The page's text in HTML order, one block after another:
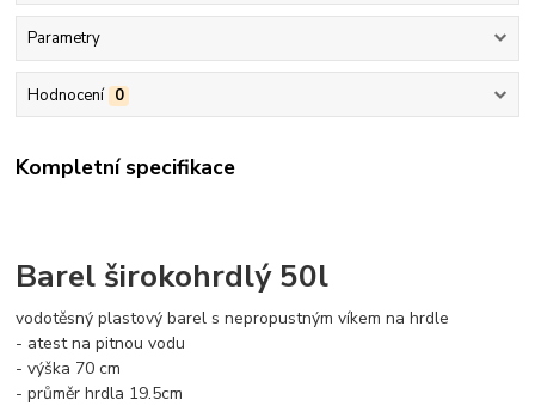
Parametry
Hodnocení 0
Kompletní specifikace
Barel širokohrdlý 50l
vodotěsný plastový barel s nepropustným víkem na hrdle
- atest na pitnou vodu
- výška 70 cm
- průměr hrdla 19.5cm